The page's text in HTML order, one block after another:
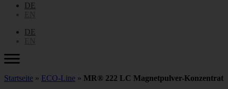
DE
DE
Startseite » ECO-Line » MR® 222 LC Magnetpulver-Konzentrat